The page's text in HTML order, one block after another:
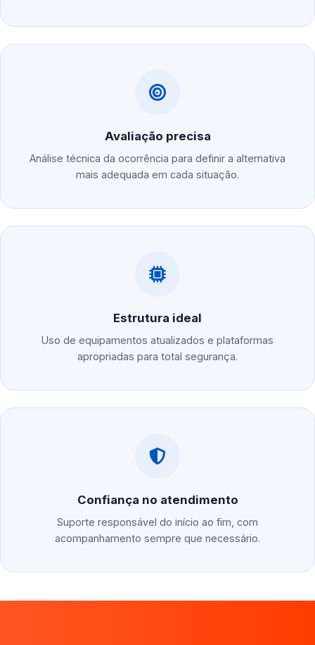
Avaliação precisa
Análise técnica da ocorrência para definir a alternativa
mais adequada em cada situação.
Estrutura ideal
Uso de equipamentos atualizados e plataformas
apropriadas para total segurança.
Confiança no atendimento
Suporte responsável do início ao fim, com
acompanhamento sempre que necessário.